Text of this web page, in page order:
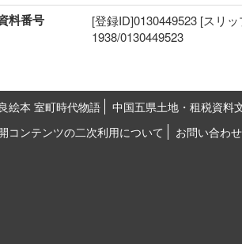
料番号
[登録ID]0130449523 [スリ
1938/0130449523
絵本 室町時代物語
中国五県土地・租税資料
コンテンツの二次利用について
お問い合わせ